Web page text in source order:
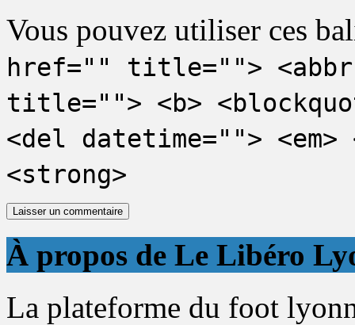
Vous pouvez utiliser ces
href="" title="">
title=""> <b>
<del datetime="">
<strong>
À propos de Le Libéro
La plateforme du foot